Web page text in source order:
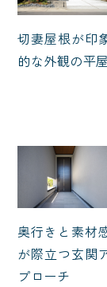
切妻屋根が印
的な外観の平屋
奥行きと素材
が際立つ玄関
プローチ